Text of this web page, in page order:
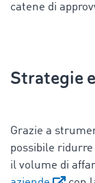
catene di
Strategie
Grazie a
possibile
il volume di